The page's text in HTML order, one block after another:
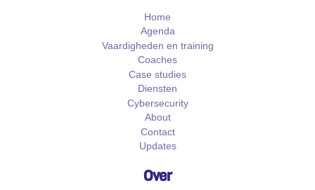
Home
Agenda
Vaardigheden en training
Coaches
Case studies
Diensten
Cybersecurity
About
Contact
Updates
Over